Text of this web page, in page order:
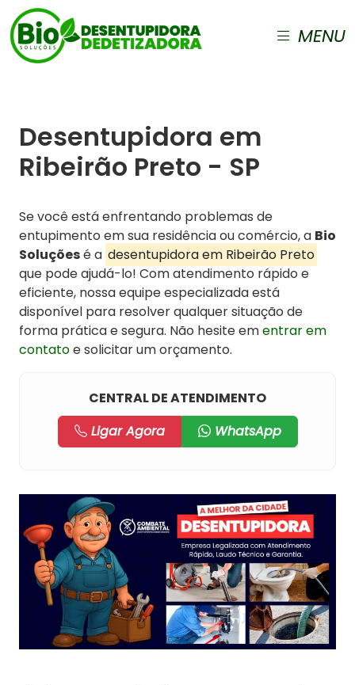
MENU
Desentupidora em
Ribeirão Preto - SP
Se você está enfrentando problemas de
entupimento em sua residência ou comércio, a Bio
Soluçõesé a desentupidora em Ribeirão Preto
que pode ajudá-lo! Com atendimento rápido e
eficiente, nossa equipe especializada está
disponível para resolver qualquer situação de
forma prática e segura. Não hesite ementrar em
contatoe solicitar um orçamento.
CENTRAL DE ATENDIMENTO
Ligar Agora
WhatsApp